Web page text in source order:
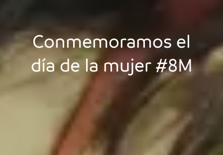
Conmemoramos el
día de la mujer #8M